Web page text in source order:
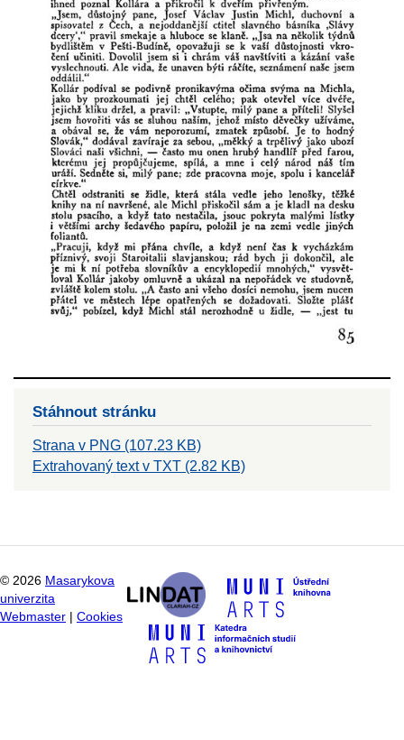
Stáhnout stránku
Strana v PNG (107.23 KB)
Extrahovaný text v TXT (2.82 KB)
© 2026 Masarykova
univerzita
Webmaster
Cookies